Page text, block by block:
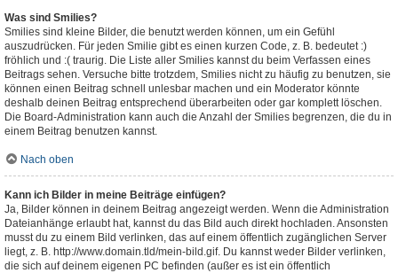
Was sind Smilies?
Smilies sind kleine Bilder, die benutzt werden können, um ein Gefühl
auszudrücken. Für jeden Smilie gibt es einen kurzen Code, z. B. bedeutet :)
fröhlich und :( traurig. Die Liste aller Smilies kannst du beim Verfassen eines
Beitrags sehen. Versuche bitte trotzdem, Smilies nicht zu häufig zu benutzen, sie
können einen Beitrag schnell unlesbar machen und ein Moderator könnte
deshalb deinen Beitrag entsprechend überarbeiten oder gar komplett löschen.
Die Board-Administration kann auch die Anzahl der Smilies begrenzen, die du in
einem Beitrag benutzen kannst.
Nach oben
Kann ich Bilder in meine Beiträge einfügen?
Ja, Bilder können in deinem Beitrag angezeigt werden. Wenn die Administration
Dateianhänge erlaubt hat, kannst du das Bild auch direkt hochladen. Ansonsten
musst du zu einem Bild verlinken, das auf einem öffentlich zugänglichen Server
liegt, z. B. http://www.domain.tld/mein-bild.gif. Du kannst weder Bilder verlinken,
die sich auf deinem eigenen PC befinden (außer es ist ein öffentlich